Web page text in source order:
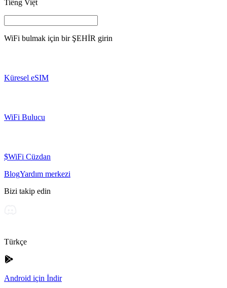
Tiếng Việt
WiFi bulmak için bir ŞEHİR girin
Küresel eSIM
WiFi Bulucu
$WiFi Cüzdan
BlogYardım merkezi
Bizi takip edin
Türkçe
Android için İndir